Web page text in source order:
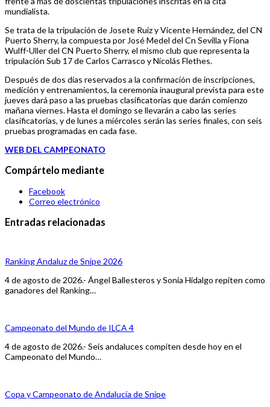
mundialista.
Se trata de la tripulación de Josete Ruiz y Vicente Hernández, del CN
Puerto Sherry, la compuesta por José Medel del Cn Sevilla y Fiona
Wulff-Uller del CN Puerto Sherry, el mismo club que representa la
tripulación Sub 17 de Carlos Carrasco y Nicolás Flethes.
Después de dos días reservados a la confirmación de inscripciones,
medición y entrenamientos, la ceremonia inaugural prevista para este
jueves dará paso a las pruebas clasificatorias que darán comienzo
mañana viernes. Hasta el domingo se llevarán a cabo las series
clasificatorias, y de lunes a miércoles serán las series finales, con seis
pruebas programadas en cada fase.
WEB DEL CAMPEONATO
Compártelo mediante
Facebook
Correo electrónico
Entradas relacionadas
Ranking Andaluz de Snipe 2026
4 de agosto de 2026.- Ángel Ballesteros y Sonia Hidalgo repiten como
ganadores del Ranking…
Campeonato del Mundo de ILCA 4
4 de agosto de 2026.- Seis andaluces compiten desde hoy en el
Campeonato del Mundo…
Copa y Campeonato de Andalucía de Snipe